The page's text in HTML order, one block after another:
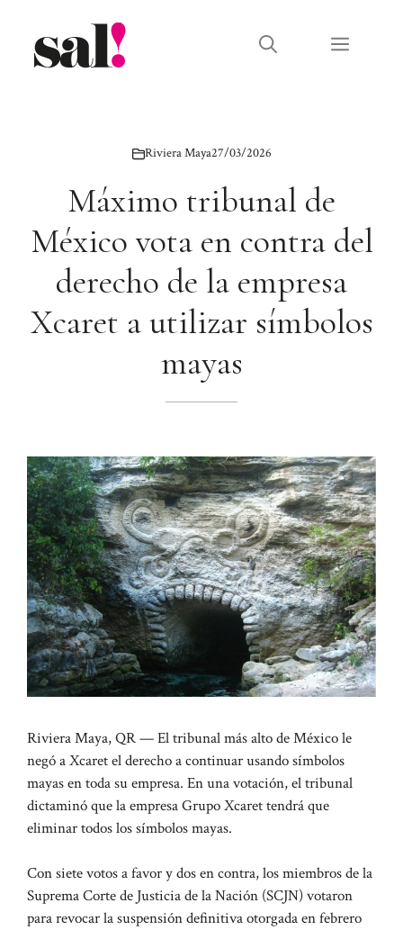
contenido
Menú
Riviera Maya27/03/2026
Máximo tribunal de
México vota en contra del
derecho de la empresa
Xcaret a utilizar símbolos
mayas
Riviera Maya, QR — El tribunal más alto de México le
negó a Xcaret el derecho a continuar usando símbolos
mayas en toda su empresa. En una votación, el tribunal
dictaminó que la empresa Grupo Xcaret tendrá que
eliminar todos los símbolos mayas.
Con siete votos a favor y dos en contra, los miembros de la
Suprema Corte de Justicia de la Nación (SCJN) votaron
para revocar la suspensión definitiva otorgada en febrero